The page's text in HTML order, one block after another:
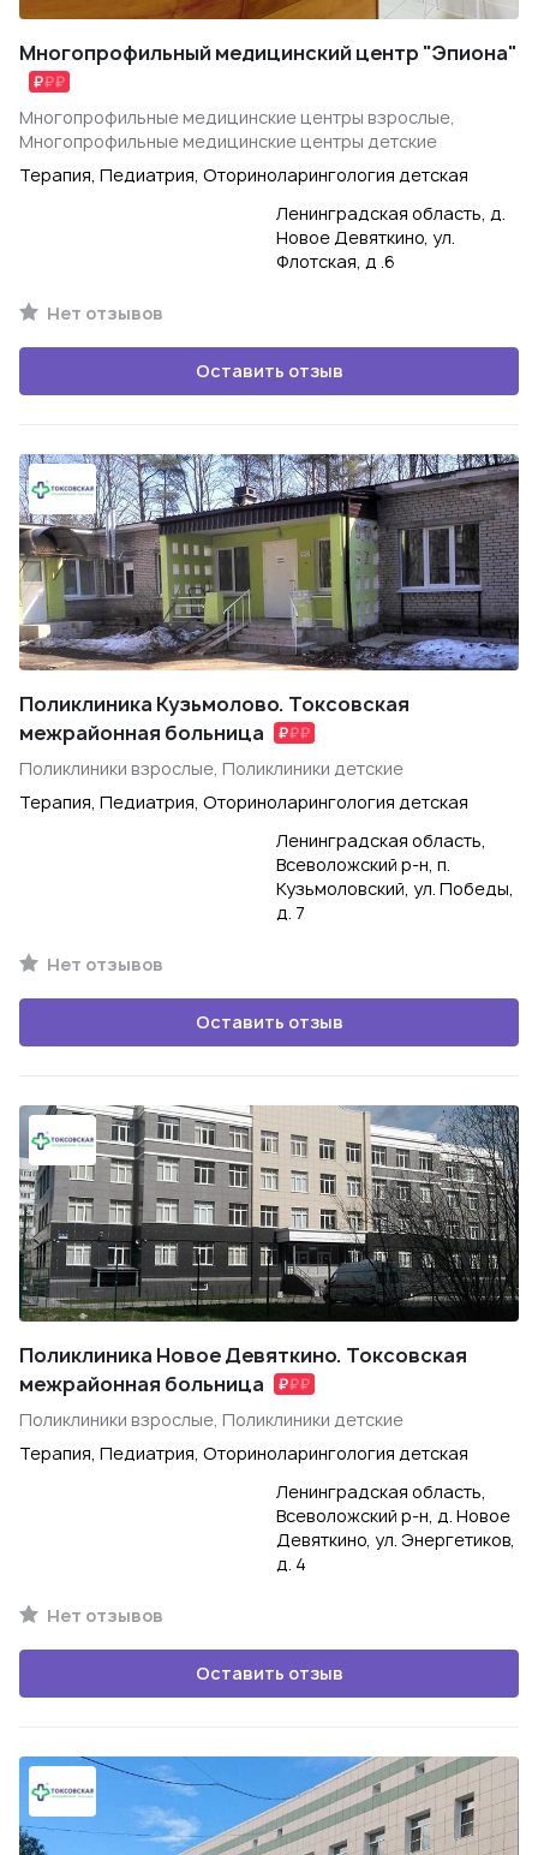
Многопрофильный медицинский центр "Эпиона"
Многопрофильные медицинские центры взрослые,
Многопрофильные медицинские центры детские
Терапия, Педиатрия, Оториноларингология детская
Ленинградская область, д.
Новое Девяткино, ул.
Флотская, д .6
Нет отзывов
Оставить отзыв
Поликлиника Кузьмолово. Токсовская
межрайонная больница
Поликлиники взрослые, Поликлиники детские
Терапия, Педиатрия, Оториноларингология детская
Ленинградская область,
Всеволожский р-н, п.
Кузьмоловский, ул. Победы,
д. 7
Нет отзывов
Оставить отзыв
Поликлиника Новое Девяткино. Токсовская
межрайонная больница
Поликлиники взрослые, Поликлиники детские
Терапия, Педиатрия, Оториноларингология детская
Ленинградская область,
Всеволожский р-н, д. Новое
Девяткино, ул. Энергетиков,
д. 4
Нет отзывов
Оставить отзыв